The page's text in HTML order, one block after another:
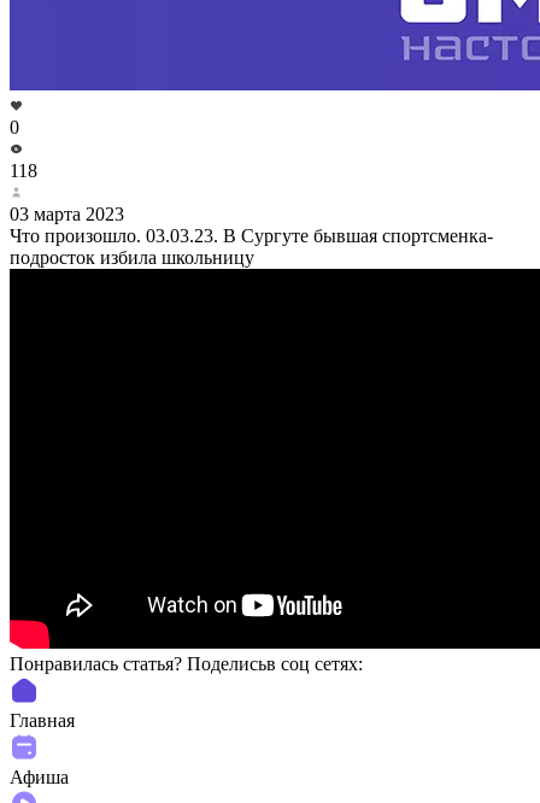
0
118
03 марта 2023
Что произошло. 03.03.23. В Сургуте бывшая спортсменка-
подросток избила школьницу
Понравилась статья? Поделиcьв соц сетях:
Главная
Афиша